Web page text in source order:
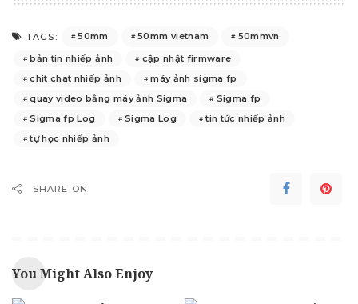
TAGS: 50mm 50mm vietnam
50mmvn
bản tin nhiếp ảnh
cập nhật firmware
chit chat nhiếp ảnh
máy ảnh sigma fp
quay video bằng máy ảnh Sigma
Sigma fp
Sigma fp Log
Sigma Log
tin tức nhiếp ảnh
tự học nhiếp ảnh
SHARE ON
You Might Also Enjoy